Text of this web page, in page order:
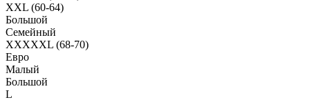
XXL (60-64)
Большой
Семейный
XXXXXL (68-70)
Евро
Малый
Большой
L